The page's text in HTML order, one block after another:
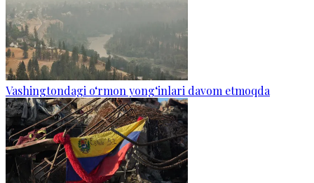
Vashingtondagi o‘rmon yong‘inlari davom etmoqda